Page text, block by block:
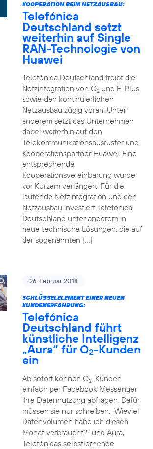
KOOPERATION BEIM NETZAUSBAU:
Telefónica
Deutschland setzt
weiterhin auf Single
RAN-Technologie von
Huawei
Telefónica Deutschland treibt die
Netzintegration von O2und E-Plus
sowie den kontinuierlichen
Netzausbau zügig voran. Unter
anderem setzt das Unternehmen
dabei weiterhin auf den
Telekommunikationsausrüster und
Kooperationspartner Huawei. Eine
entsprechende
Kooperationsvereinbarung wurde
vor Kurzem verlängert. Für die
laufende Netzintegration und den
Netzausbau investiert Telefónica
Deutschland unter anderem in
neue technische Lösungen, die auf
der sogenannten […]
26. Februar 2018
SCHLÜSSELELEMENT EINER NEUEN
KUNDENERFAHRUNG:
Telefónica
Deutschland führt
künstliche Intelligenz
„Aura“ für O2-Kunden
ein
Ab sofort können O2-Kunden
einfach per Facebook Messenger
ihre Datennutzung abfragen. Dafür
müssen sie nur schreiben: „Wieviel
Datenvolumen habe ich diesen
Monat verbraucht?“ und Aura,
Telefónicas selbstlernende